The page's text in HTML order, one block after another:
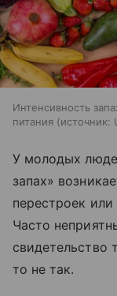
Интенсивность
питания
источник:
У молодых
запах»
перестроек
Часто
свидетельство
то не так.